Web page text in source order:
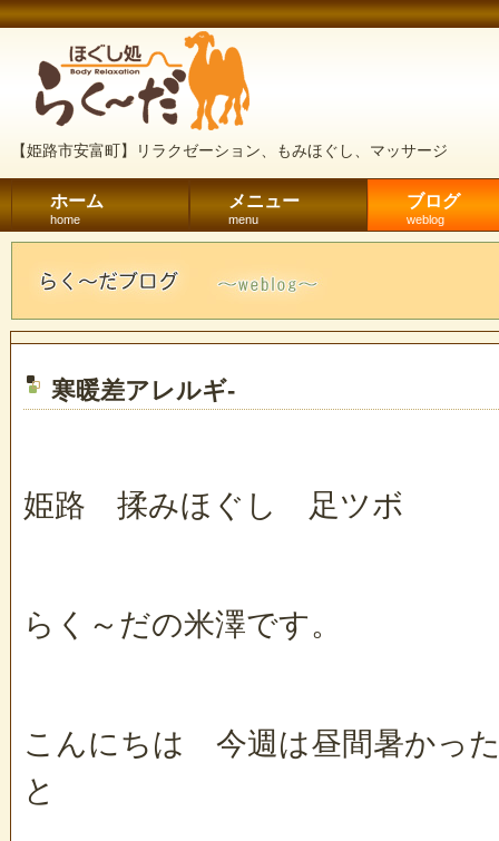
【姫路市安富町】リラクゼーション、もみほぐし、マッサージ
ホーム
home
メニュー
menu
ブログ
weblog
寒暖差アレルギ-
姫路 揉みほぐし 足ツボ
らく～だの米澤です。
こんにちは 今週は昼間暑かっ
と